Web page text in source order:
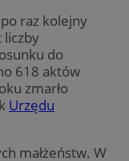
raz kolejny
liczby
do
618 aktów
zmarło
Urzędu
małżeństw. W